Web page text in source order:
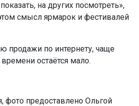
на других посмотреть»,
смысл ярмарок и фестивалей
продажи по интернету, чаще
остаётся мало.
фото предоставлено Ольгой